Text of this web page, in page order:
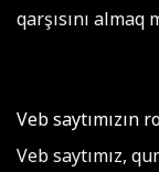
qarşısını almaq
Veb saytımızın
Veb saytımız,